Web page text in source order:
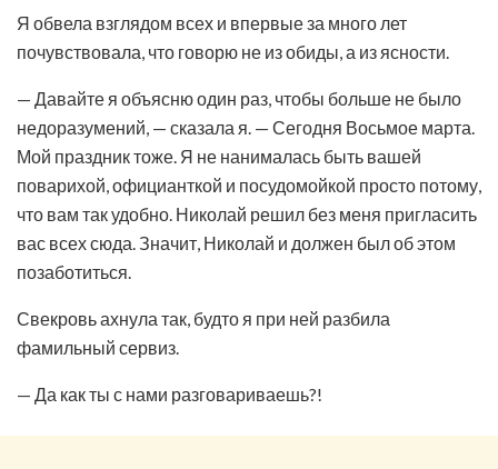
Я обвела взглядом всех и впервые за много лет
почувствовала, что говорю не из обиды, а из ясности.
— Давайте я объясню один раз, чтобы больше не было
недоразумений, — сказала я. — Сегодня Восьмое марта.
Мой праздник тоже. Я не нанималась быть вашей
поварихой, официанткой и посудомойкой просто потому,
что вам так удобно. Николай решил без меня пригласить
вас всех сюда. Значит, Николай и должен был об этом
позаботиться.
Свекровь ахнула так, будто я при ней разбила
фамильный сервиз.
— Да как ты с нами разговариваешь?!